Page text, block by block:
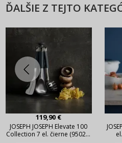
ĎALŠIE Z TEJTO
119,90 €
JOSEPH JOSEPH Elevate 100
Collection 7 el. čierne (95029)